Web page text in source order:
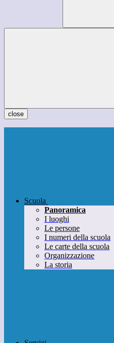
close
Scuola
Panoramica
I luoghi
Le persone
I numeri della scuola
Le carte della scuola
Organizzazione
La storia